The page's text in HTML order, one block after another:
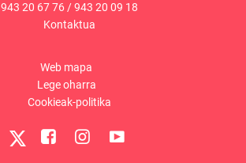
943 20 67 76/943 20 09 18
Kontaktua
Web mapa
Lege oharra
Cookieak-politika